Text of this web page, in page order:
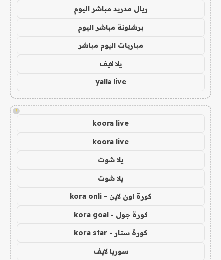
ريال مدريد مباشر اليوم
برشلونة مباشر اليوم
مباريات اليوم مباشر
يلا لايف
yalla live
!
koora live
koora live
يلا شوت
يلا شوت
كورة اون لاين - kora onli
كورة جول - kora goal
كورة ستار - kora star
سوريا لايف